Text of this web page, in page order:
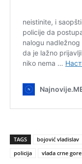
TAGS bojović vladislav
policija
vlada crne gore